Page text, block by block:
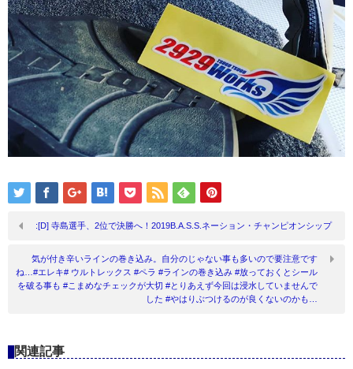
:[D] 寺島選手、2位で決勝へ！2019B.A.S.S.ネーション・チャンピオンシップ
気が付き辛いラインの巻き込み。自分のじゃない事も多いので要注意です
ね…#エレキ# ウルトレックス #ペラ #ラインの巻き込み #放っておくとシール
を破る事も #こまめなチェックが大切 #とりあえず今回は浸水していませんで
した #やはりぶつけるのが良くないのかも…
関連記事